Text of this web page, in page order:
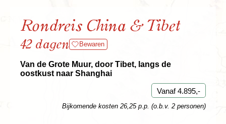
Rondreis China & Tibet
42 dagen Bewaren
Van de Grote Muur, door Tibet, langs de
oostkust naar Shanghai
Vanaf 4.895,-
Bijkomende kosten 26,25 p.p. (o.b.v. 2 personen)